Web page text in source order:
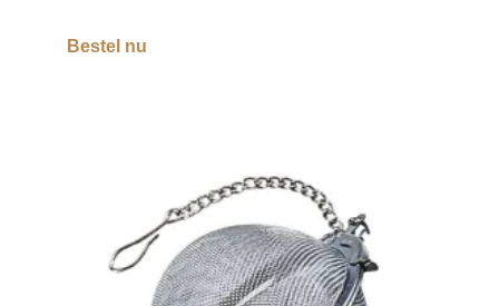
Bestel nu